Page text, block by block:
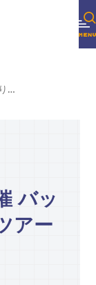
「レイワホテル」主催 バックザン省ライチ狩りツアー
バッ
アー